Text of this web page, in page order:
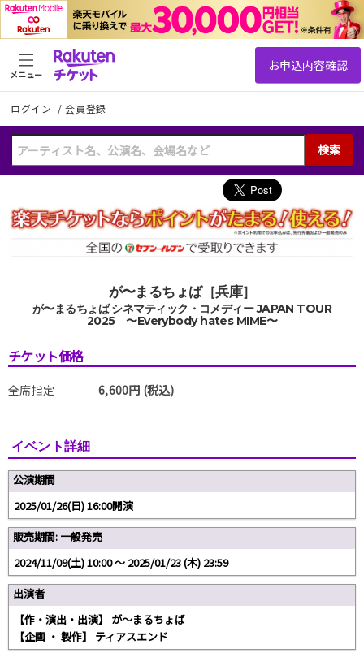
ログイン /会員登録
検索
メニュー
が〜まるちょば［兵庫］
が〜まるちょば シネマティック・コメディー JAPAN TOUR
2025 〜Everybody hates MIME〜
チケット価格
全席指定 6,600円 (税込)
イベント詳細
公演期間
2025/01/26(日) 16:00開演
販売期間: 一般発売
2024/11/09(土) 10:00 〜 2025/01/23 (木) 23:59
出演者
【作・演出・出演】 が～まるちょば
【企画 ・ 製作】 ティアスエンド